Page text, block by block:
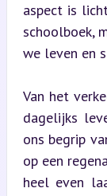
aspect is
schoolboek,
we leven en
Van het
dagelijks
ons begrip
op een
heel even